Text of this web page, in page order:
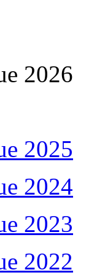
2026
2025
2024
2023
2022